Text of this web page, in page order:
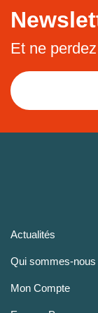
Et ne
Actualités
Qui sommes-nous
Mon Compte